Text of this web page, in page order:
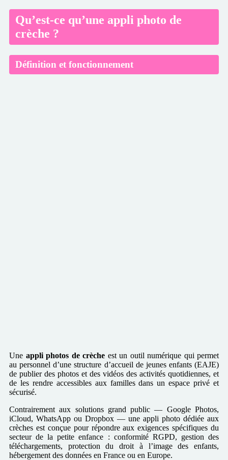
Qu’est-ce qu’une appli photo de
crèche ?
Définition et fonctionnement
Une appli photos de crèche est un outil numérique qui permet
au personnel d’une structure d’accueil de jeunes enfants (EAJE)
de publier des photos et des vidéos des activités quotidiennes, et
de les rendre accessibles aux familles dans un espace privé et
sécurisé.
Contrairement aux solutions grand public — Google Photos,
iCloud, WhatsApp ou Dropbox — une appli photo dédiée aux
crèches est conçue pour répondre aux exigences spécifiques du
secteur de la petite enfance : conformité RGPD, gestion des
téléchargements, protection du droit à l’image des enfants,
hébergement des données en France ou en Europe.